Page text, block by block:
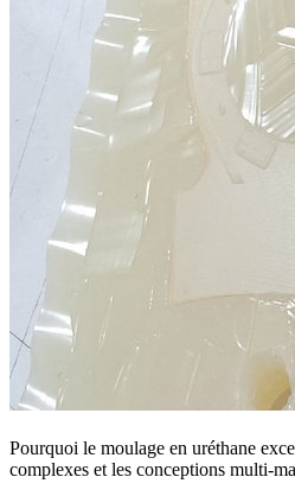
Pourquoi le moulage en uréthane
complexes et les conceptions multi-